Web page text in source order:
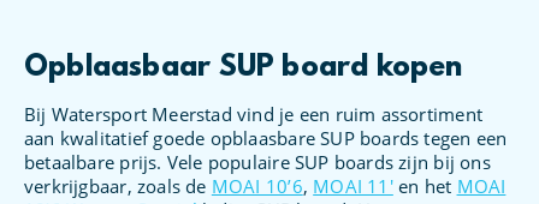
Opblaasbaar SUP board kopen
Bij Watersport Meerstad vind je een ruim assortiment
aan kwalitatief goede opblaasbare SUP boards tegen een
betaalbare prijs. Vele populaire SUP boards zijn bij ons
verkrijgbaar, zoals de MOAI 10’6, MOAI 11′en het MOAI